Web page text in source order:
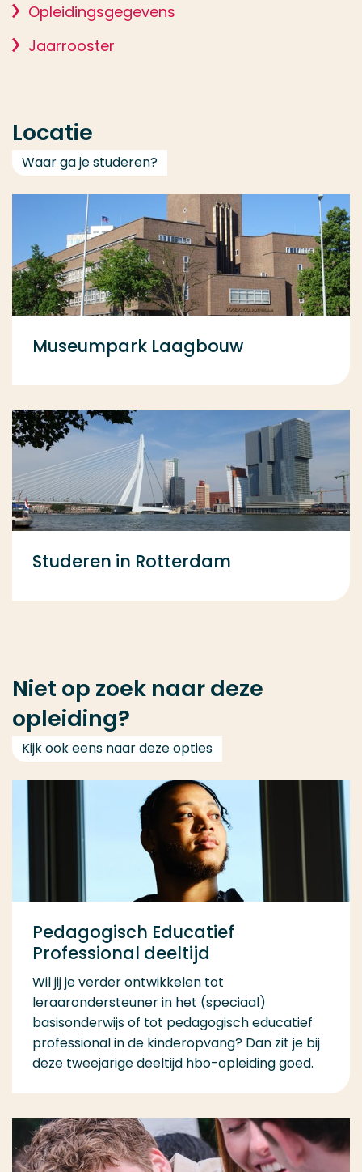
Opleidingsgegevens
Jaarrooster
Locatie
Waar ga je studeren?
Museumpark Laagbouw
Studeren in Rotterdam
Niet op zoek naar deze
opleiding?
Kijk ook eens naar deze opties
Pedagogisch Educatief
Professional deeltijd
Wil jij je verder ontwikkelen tot
leraarondersteuner in het (speciaal)
basisonderwijs of tot pedagogisch educatief
professional in de kinderopvang? Dan zit je bij
deze tweejarige deeltijd hbo-opleiding goed.